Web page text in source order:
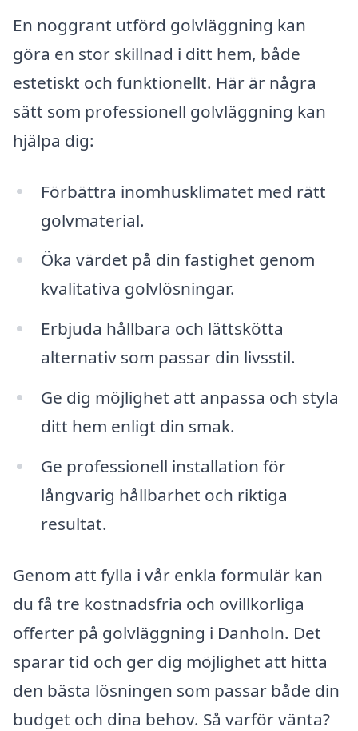
En noggrant utförd golvläggning kan
göra en stor skillnad i ditt hem, både
estetiskt och funktionellt. Här är några
sätt som professionell golvläggning kan
hjälpa dig:
Förbättra inomhusklimatet med rätt
golvmaterial.
Öka värdet på din fastighet genom
kvalitativa golvlösningar.
Erbjuda hållbara och lättskötta
alternativ som passar din livsstil.
Ge dig möjlighet att anpassa och styla
ditt hem enligt din smak.
Ge professionell installation för
långvarig hållbarhet och riktiga
resultat.
Genom att fylla i vår enkla formulär kan
du få tre kostnadsfria och ovillkorliga
offerter på golvläggning i Danholn. Det
sparar tid och ger dig möjlighet att hitta
den bästa lösningen som passar både din
budget och dina behov. Så varför vänta?